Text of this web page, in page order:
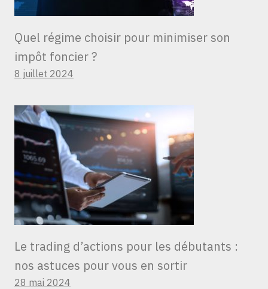
Quel régime choisir pour minimiser son
impôt foncier ?
8 juillet 2024
Le trading d’actions pour les débutants :
nos astuces pour vous en sortir
28 mai 2024